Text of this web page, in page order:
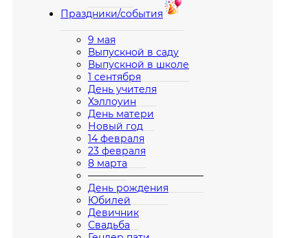
Праздники/события
9 мая
Выпускной в саду
Выпускной в школе
1 сентября
День учителя
Хэллоуин
День матери
Новый год
14 февраля
23 февраля
8 марта
————————————
День рождения
Юбилей
Девичник
Свадьба